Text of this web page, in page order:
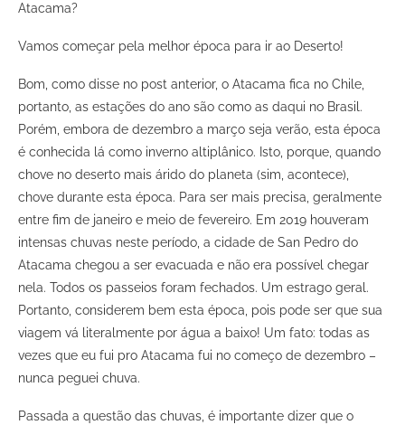
Atacama?
Vamos começar pela melhor época para ir ao Deserto!
Bom, como disse no post anterior, o Atacama fica no Chile,
portanto, as estações do ano são como as daqui no Brasil.
Porém, embora de dezembro a março seja verão, esta época
é conhecida lá como inverno altiplânico. Isto, porque, quando
chove no deserto mais árido do planeta (sim, acontece),
chove durante esta época. Para ser mais precisa, geralmente
entre fim de janeiro e meio de fevereiro. Em 2019 houveram
intensas chuvas neste período, a cidade de San Pedro do
Atacama chegou a ser evacuada e não era possível chegar
nela. Todos os passeios foram fechados. Um estrago geral.
Portanto, considerem bem esta época, pois pode ser que sua
viagem vá literalmente por água a baixo! Um fato: todas as
vezes que eu fui pro Atacama fui no começo de dezembro –
nunca peguei chuva.
Passada a questão das chuvas, é importante dizer que o